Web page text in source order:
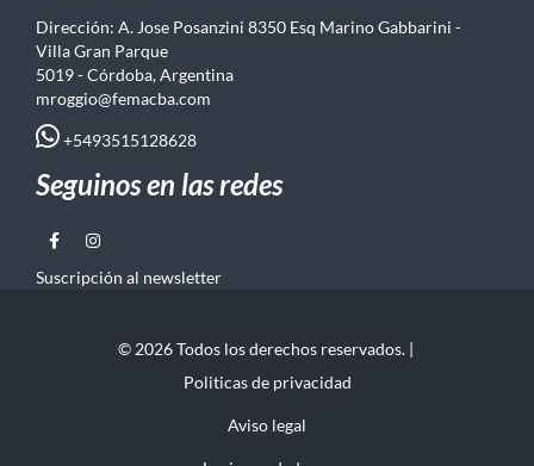
Dirección: A. Jose Posanzini 8350 Esq Marino Gabbarini -
Villa Gran Parque
5019 - Córdoba, Argentina
mroggio@femacba.com
+5493515128628
Seguinos en las redes
Suscripción al newsletter
© 2026 Todos los derechos reservados. |
Politicas de privacidad
Aviso legal